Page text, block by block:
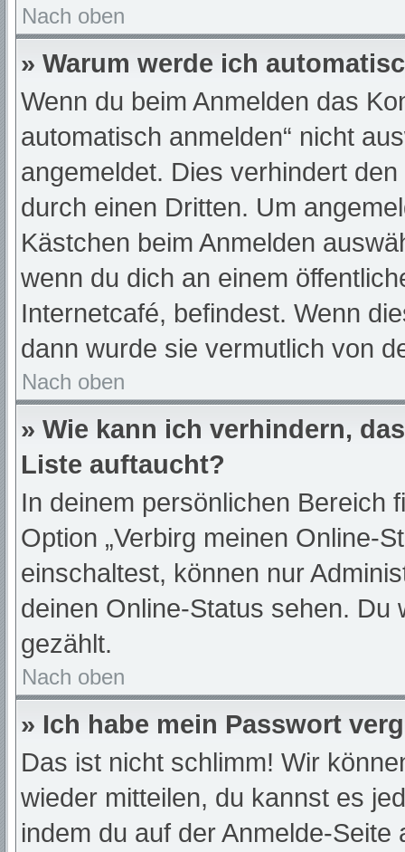
Nach oben
» Warum werde ich
Wenn du beim Anmelden das
automatisch anmelden“ nicht
angemeldet. Dies verhindert
durch einen Dritten. Um
Kästchen beim Anmelden
wenn du dich an einem
Internetcafé, befindest. Wenn
dann wurde sie vermutlich von
Nach oben
» Wie kann ich verhindern,
Liste auftaucht?
In deinem persönlichen Bereich
Option „Verbirg meinen Online-
einschaltest, können nur
deinen Online-Status sehen.
gezählt.
Nach oben
» Ich habe mein Passwort
Das ist nicht schlimm! Wir
wieder mitteilen, du kannst es
indem du auf der Anmelde-Seite